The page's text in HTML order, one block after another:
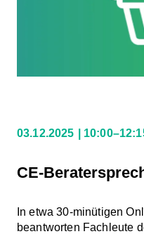
03.12.2025
CE-
In etwa 30-minütigen
beantworten Fachleute